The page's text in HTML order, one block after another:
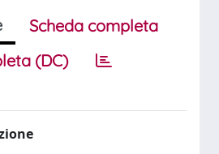
Scheda completa
(DC)